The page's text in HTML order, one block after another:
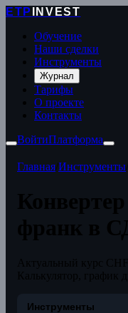
ETP
INVEST
Обучение
Наши сделки
Инструменты
Журнал
Тарифы
О проекте
Контакты
ВойтиПлатформа
Главная Инструменты
Инструменты